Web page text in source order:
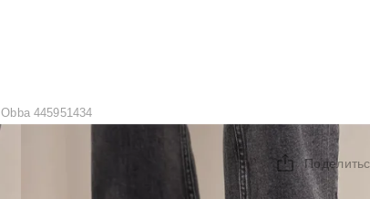
Obba 445951434